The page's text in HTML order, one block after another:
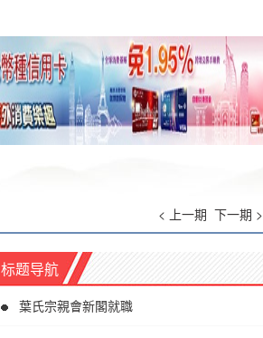
< 上一期 下一期 >
标题导航
葉氏宗親會新閣就職